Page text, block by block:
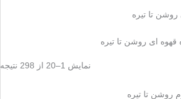
روشن تا تیره
قهوه ای روشن تا تیره
روشن تا تیره
نمایش 1–20 از 298 نتیجه